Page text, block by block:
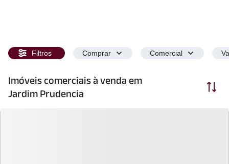
Filtros Comprar Comercial
Imóveis comerciais à venda em
Jardim Prudencia
Ordenar